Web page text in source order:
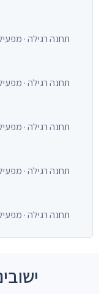
תחנה רגילה · מפעילי אוטובוסים
תחנה רגילה · מפעילי אוטובוסים
תחנה רגילה · מפעילי אוטובוסים
תחנה רגילה · מפעילי אוטובוסים
תחנה רגילה · מפעילי אוטובוסים